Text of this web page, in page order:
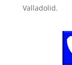
Valladolid.